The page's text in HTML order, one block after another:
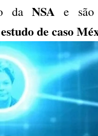
daNSAe são
de caso